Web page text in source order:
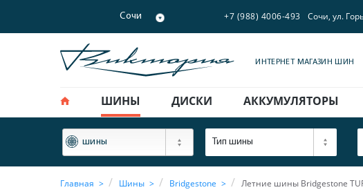
Сочи +7 (988) 4006-493 Сочи, ул.
ИНТЕРНЕТ МАГАЗИН ШИН
ШИНЫ ДИСКИ АККУМУЛЯТОРЫ
ФИЛЬТР
шины Тип шины
Главная Шины Bridgestone Летние шины Bridgestone